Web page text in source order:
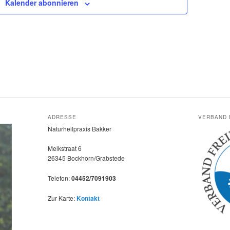
Kalender abonnieren
ADRESSE
Naturheilpraxis Bakker
Melkstraat 6
26345 Bockhorn/Grabstede
Telefon:04452/7091903
Zur Karte:Kontakt
VERBAND